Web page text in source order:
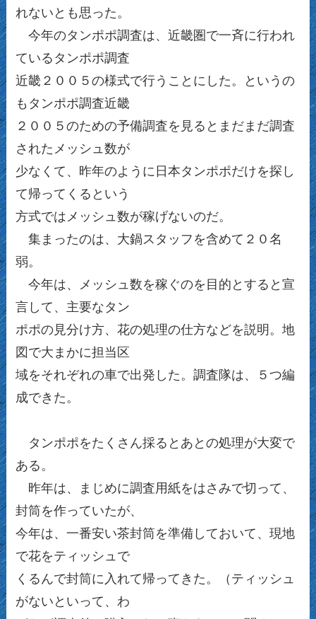
れないとも思った。
今年のタンポポ調査は、近畿圏で一斉に行われ
ているタンポポ調査
近畿２００５の様式で行うことにした。というの
もタンポポ調査近畿
２００５のための予備調査を見るとまだまだ調査
されたメッシュ数が
少なくて、昨年のように日本タンポポだけを探し
て帰ってくるという
方式ではメッシュ数が稼げないのだ。
集まったのは、大鍋スタッフを含めて２０名
弱。
今年は、メッシュ数を稼ぐのを目的とすると宣
言して、主要なタン
ポポの見分け方、花の処理の仕方などを説明。地
図で大まかに担当区
域をそれぞれの車で出発した。調査隊は、５つ編
成できた。
タンポポをたくさん採るとあとの処理が大変で
ある。
昨年は、まじめに調査用紙をはさみで切って、
封筒を作っていたが、
今年は、一番安い茶封筒を準備しておいて、現地
で花をティッシュで
くるんで封筒に入れて帰ってきた。（ティッシュ
がないといって、わ